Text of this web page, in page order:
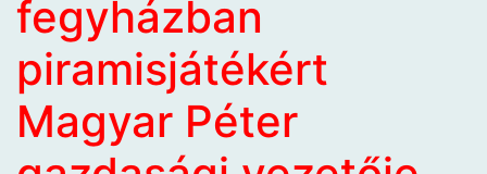
fegyházban
piramisjátékért
Magyar Péter